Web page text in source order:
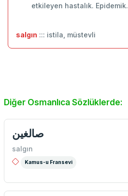
etkileyen hastalık. Epidemik.
salgın ::: istila, müstevli
Diğer Osmanlıca Sözlüklerde:
صالغین
salgın
Kamus-u Fransevi